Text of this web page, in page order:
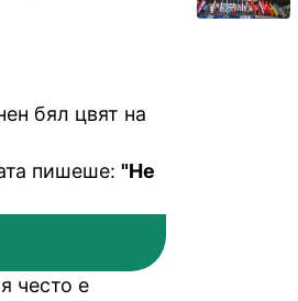
бял цвят на
пишеше: "Не
често е